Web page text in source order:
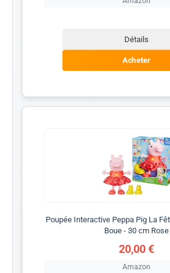
Détails
Acheter
Poupée Interactive Peppa Pig La
Boue - 30 cm Rose
20,00 €
Amazon